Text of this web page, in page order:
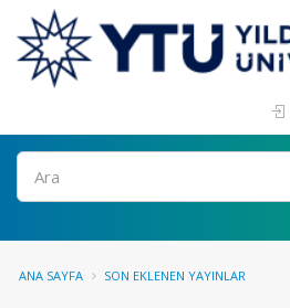
Ara
ANA SAYFA SON EKLENEN YAYINLAR